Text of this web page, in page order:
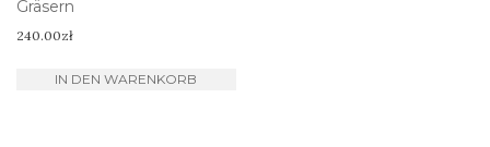
Gräsern
240.00zł
IN DEN WARENKORB